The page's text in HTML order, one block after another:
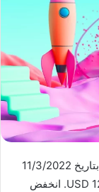
سعر Lyra المباشر اليوم هو $ 0.154528 USD بتاريخ 11/3/2022
بحجم تداول على مدى 24 ساعة قدره $ 122،115 USD. انخفض